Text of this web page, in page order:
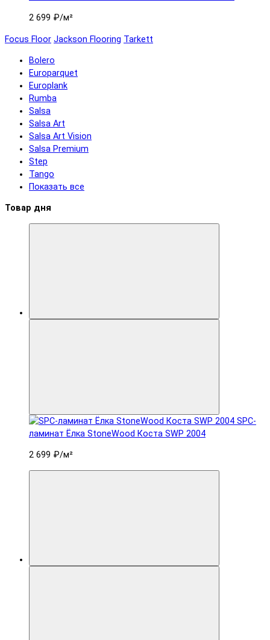
2 699 ₽/м²
Focus Floor Jackson Flooring Tarkett
Bolero
Europarquet
Europlank
Rumba
Salsa
Salsa Art
Salsa Art Vision
Salsa Premium
Step
Tango
Показать все
Товар дня
SPC-
ламинат Ëлка StoneWood Коста SWP 2004
2 699 ₽/м²